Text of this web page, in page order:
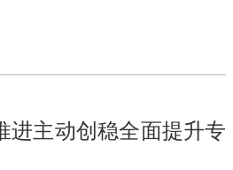
主动创稳全面提升专